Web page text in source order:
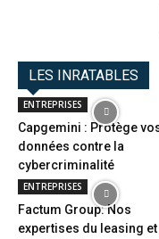
LES INRATABLES
ENTREPRISES
Capgemini : Protège
données contre la
cybercriminalité
ENTREPRISES
Factum Group: Nos
expertises du leasing et